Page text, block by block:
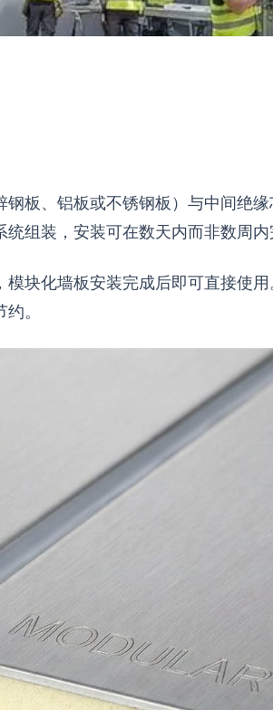
板、铝板或不锈钢板）与中间绝缘
组装，安装可在数天内而非数周
块化墙板安装完成后即可直接使
。